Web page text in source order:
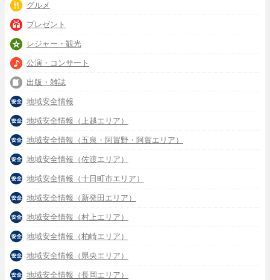
グルメ
プレゼント
レジャー・観光
公演・コンサート
出版・雑誌
地域安全情報
地域安全情報（上越エリア）
地域安全情報（五泉・阿賀野・阿賀エリア）
地域安全情報（佐渡エリア）
地域安全情報（十日町市エリア）
地域安全情報（新発田エリア）
地域安全情報（村上エリア）
地域安全情報（柏崎エリア）
地域安全情報（県央エリア）
地域安全情報（長岡エリア）